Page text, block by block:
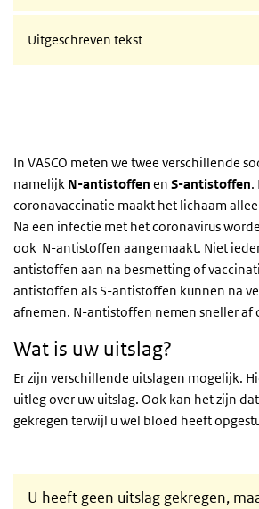
Uitgeschreven tekst
In VASCO meten we twee verschillende
namelijk N-antistoffen en S-antistoffen.
coronavaccinatie maakt het lichaam
Na een infectie met het coronavirus
ook N-antistoffen aangemaakt. Niet
antistoffen aan na besmetting of
antistoffen als S-antistoffen kunnen na
afnemen. N-antistoffen nemen sneller af
Wat is uw uitslag?
Er zijn verschillende uitslagen mogelijk.
uitleg over uw uitslag. Ook kan het zijn
gekregen terwijl u wel bloed heeft
U heeft geen uitslag gekregen,